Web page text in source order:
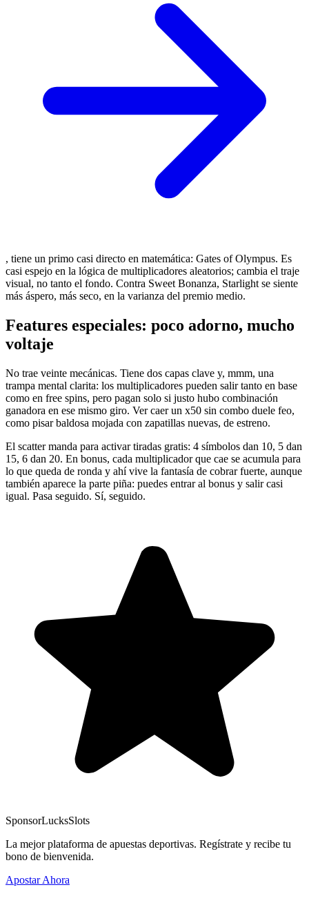
, tiene un primo casi directo en matemática: Gates of Olympus. Es
casi espejo en la lógica de multiplicadores aleatorios; cambia el traje
visual, no tanto el fondo. Contra Sweet Bonanza, Starlight se siente
más áspero, más seco, en la varianza del premio medio.
Features especiales: poco adorno, mucho
voltaje
No trae veinte mecánicas. Tiene dos capas clave y, mmm, una
trampa mental clarita: los multiplicadores pueden salir tanto en base
como en free spins, pero pagan solo si justo hubo combinación
ganadora en ese mismo giro. Ver caer un x50 sin combo duele feo,
como pisar baldosa mojada con zapatillas nuevas, de estreno.
El scatter manda para activar tiradas gratis: 4 símbolos dan 10, 5 dan
15, 6 dan 20. En bonus, cada multiplicador que cae se acumula para
lo que queda de ronda y ahí vive la fantasía de cobrar fuerte, aunque
también aparece la parte piña: puedes entrar al bonus y salir casi
igual. Pasa seguido. Sí, seguido.
SponsorLucksSlots
La mejor plataforma de apuestas deportivas. Regístrate y recibe tu
bono de bienvenida.
Apostar Ahora